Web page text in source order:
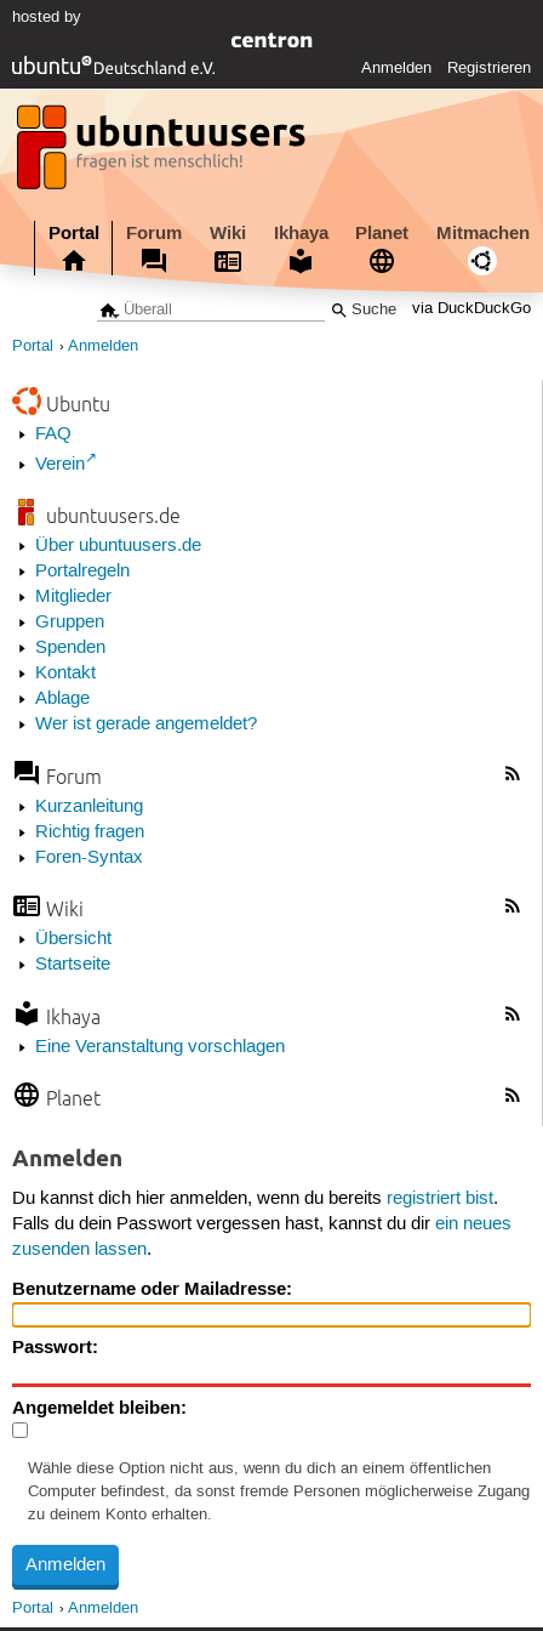
hosted by
Anmelden Registrieren
Portal Forum Wiki Ikhaya Planet Mitmachen
via DuckDuckGo
Portal Anmelden
Ubuntu
FAQ
Verein
ubuntuusers.de
Über ubuntuusers.de
Portalregeln
Mitglieder
Gruppen
Spenden
Kontakt
Ablage
Wer ist gerade angemeldet?
Forum
Kurzanleitung
Richtig fragen
Foren-Syntax
Wiki
Übersicht
Startseite
Ikhaya
Eine Veranstaltung vorschlagen
Planet
Anmelden
Du kannst dich hier anmelden, wenn du bereits registriert bist.
Falls du dein Passwort vergessen hast, kannst du dir ein neues
zusenden lassen.
Benutzername oder Mailadresse:
Passwort:
Angemeldet bleiben:
Wähle diese Option nicht aus, wenn du dich an einem öffentlichen
Computer befindest, da sonst fremde Personen möglicherweise Zugang
zu deinem Konto erhalten.
Portal Anmelden